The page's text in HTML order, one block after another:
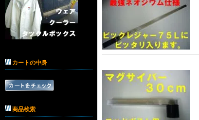
カートの中身
商品検索